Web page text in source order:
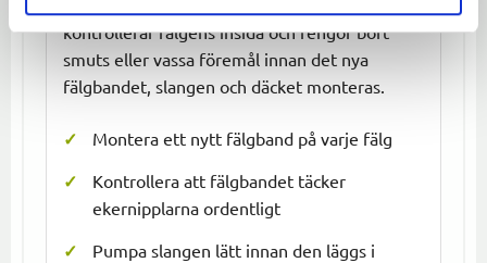
kontrollerar fälgens insida och rengör bort
smuts eller vassa föremål innan det nya
fälgbandet, slangen och däcket monteras.
Montera ett nytt fälgband på varje fälg
Kontrollera att fälgbandet täcker
ekernipplarna ordentligt
Pumpa slangen lätt innan den läggs i